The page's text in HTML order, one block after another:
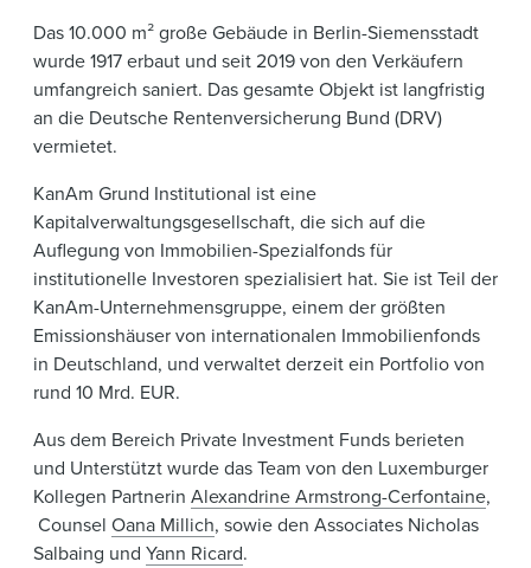
Das 10.000 m² große Gebäude in Berlin-Siemensstadt
wurde 1917 erbaut und seit 2019 von den Verkäufern
umfangreich saniert. Das gesamte Objekt ist langfristig
an die Deutsche Rentenversicherung Bund (DRV)
vermietet.
KanAm Grund Institutional ist eine
Kapitalverwaltungsgesellschaft, die sich auf die
Auflegung von Immobilien-Spezialfonds für
institutionelle Investoren spezialisiert hat. Sie ist Teil der
KanAm-Unternehmensgruppe, einem der größten
Emissionshäuser von internationalen Immobilienfonds
in Deutschland, und verwaltet derzeit ein Portfolio von
rund 10 Mrd. EUR.
Aus dem Bereich Private Investment Funds berieten
und Unterstützt wurde das Team von den Luxemburger
Kollegen Partnerin Alexandrine Armstrong-Cerfontaine,
Counsel Oana Millich, sowie den Associates Nicholas
Salbaing und Yann Ricard.